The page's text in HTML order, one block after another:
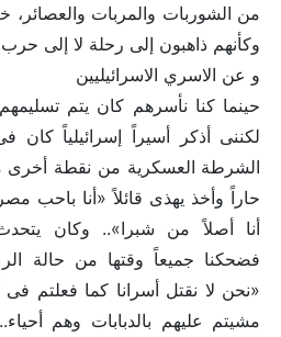
من الشوربات والمربات والعصائر،
وكأنهم ذاهبون إلى رحلة لا إلى
و عن الاسري الاسرائيليين
حينما كنا نأسرهم كان يتم
لكننى أذكر أسيراً إسرائيلياً
الشرطة العسكرية من نقطة أخرى
حاراً وأخذ يهذى قائلاً «أنا باحب
أنا أصلاً من شبرا».. وكان
فضحكنا جميعاً وقتها من حالة
مشيتم عليهم بالدبابات وهم